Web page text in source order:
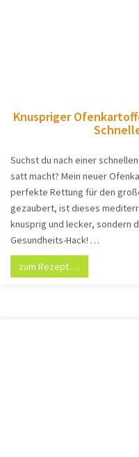
Knuspriger
Suchst du nach einer
satt macht? Mein neuer
perfekte Rettung für den
gezaubert, ist dieses
knusprig und lecker, sondern
Gesundheits-Hack! …
zum Rezept …